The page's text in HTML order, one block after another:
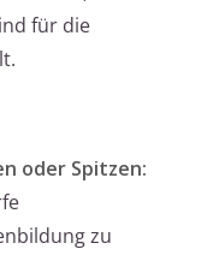
für die
oder Spitzen:
zu